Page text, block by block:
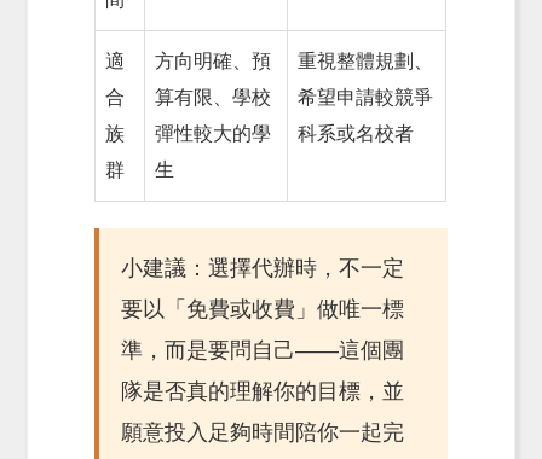
適
合
族
群
方向明確、預
算有限、學校
彈性較大的學
生
重視整體規劃、
希望申請較競爭
科系或名校者
小建議：選擇代辦時，不一定
要以「免費或收費」做唯一標
準，而是要問自己——這個團
隊是否真的理解你的目標，並
願意投入足夠時間陪你一起完